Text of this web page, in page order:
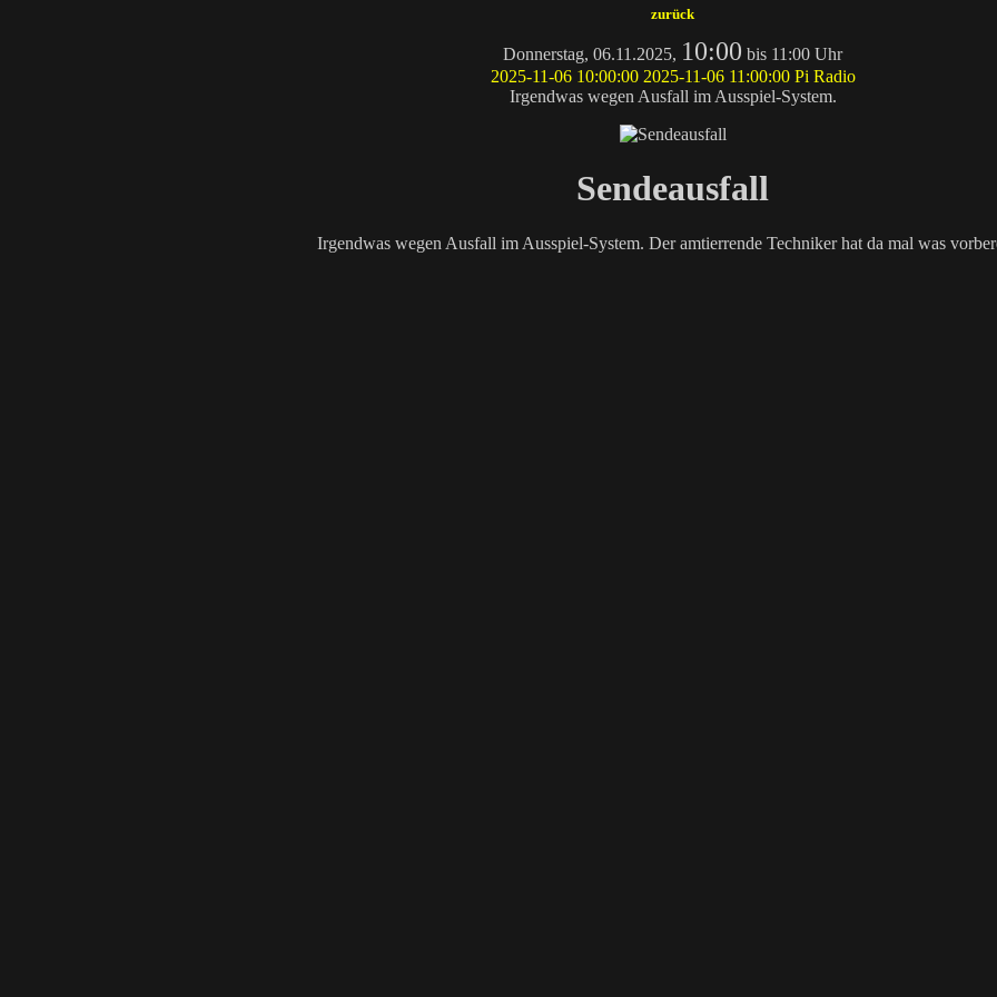
zurück
Donnerstag, 06.11.2025, 10:00 bis 11:00 Uhr
2025-11-06 10:00:00 2025-11-06 11:00:00 Pi Radio
Irgendwas wegen Ausfall im Ausspiel-System.
Sendeausfall
Irgendwas wegen Ausfall im Ausspiel-System. Der amtierrende Techniker hat da mal was